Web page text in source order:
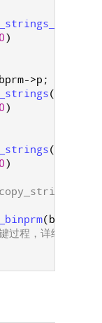
0)
bprm->p ;
(
0)
(
0)
操
( bprm
过程，详细代码在